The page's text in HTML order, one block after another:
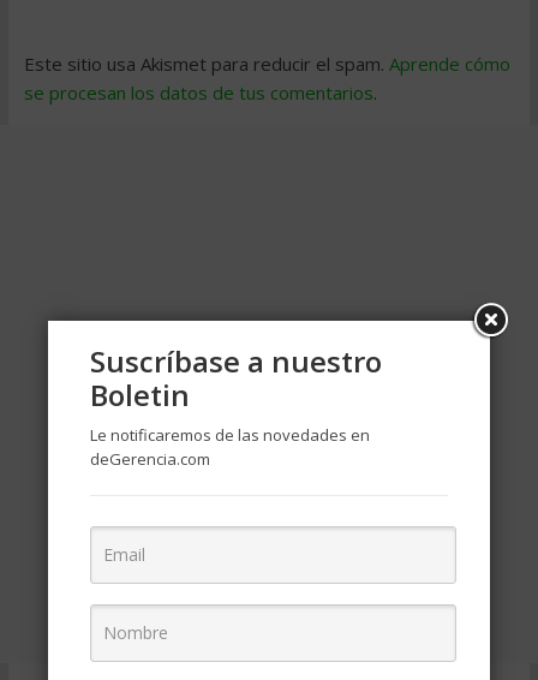
Este sitio usa Akismet para reducir el spam. Aprende cómo
se procesan los datos de tus comentarios.
Suscríbase a nuestro
Boletin
Le notificaremos de las novedades en
deGerencia.com